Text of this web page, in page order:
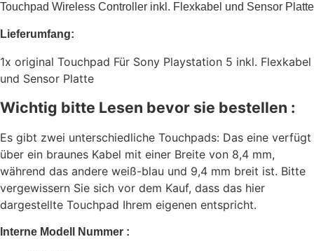
Touchpad Wireless Controller inkl. Flexkabel und Sensor Platte
Lieferumfang:
1x original Touchpad Für Sony Playstation 5 inkl. Flexkabel
und Sensor Platte
Wichtig bitte Lesen bevor sie bestellen :
Es gibt zwei unterschiedliche Touchpads: Das eine verfügt
über ein braunes Kabel mit einer Breite von 8,4 mm,
während das andere weiß-blau und 9,4 mm breit ist. Bitte
vergewissern Sie sich vor dem Kauf, dass das hier
dargestellte Touchpad Ihrem eigenen entspricht.
Interne Modell Nummer :